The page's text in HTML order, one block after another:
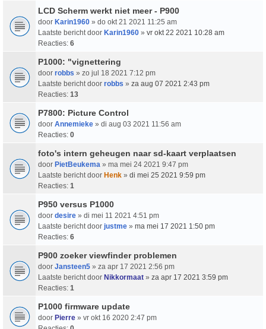
LCD Scherm werkt niet meer - P900
door Karin1960 » do okt 21 2021 11:25 am
Laatste bericht door Karin1960 » vr okt 22 2021 10:28 am
Reacties: 6
P1000: "vignettering
door robbs » zo jul 18 2021 7:12 pm
Laatste bericht door robbs » za aug 07 2021 2:43 pm
Reacties: 13
P7800: Picture Control
door Annemieke » di aug 03 2021 11:56 am
Reacties: 0
foto's intern geheugen naar sd-kaart verplaatsen
door PietBeukema » ma mei 24 2021 9:47 pm
Laatste bericht door Henk » di mei 25 2021 9:59 pm
Reacties: 1
P950 versus P1000
door desire » di mei 11 2021 4:51 pm
Laatste bericht door justme » ma mei 17 2021 1:50 pm
Reacties: 6
P900 zoeker viewfinder problemen
door Jansteen5 » za apr 17 2021 2:56 pm
Laatste bericht door Nikkormaat » za apr 17 2021 3:59 pm
Reacties: 1
P1000 firmware update
door Pierre » vr okt 16 2020 2:47 pm